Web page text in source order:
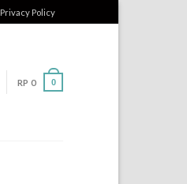
Privacy Policy
RP 0 0